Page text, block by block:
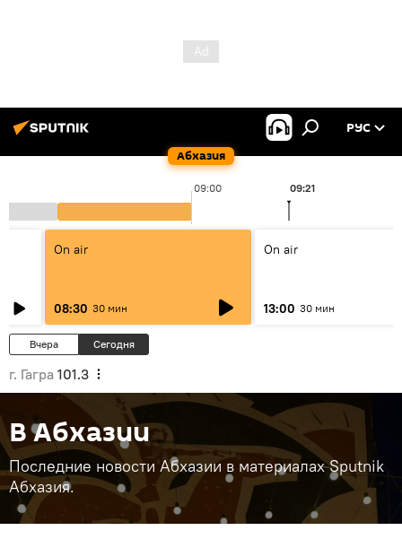
Абхазия
РУС
09:00 09:21
On air
08:30 30 мин
On air
13:00 30 мин
Вчера Сегодня
г. Гагра 101.3
В Абхазии
Последние новости Абхазии в материалах Sputnik
Абхазия.